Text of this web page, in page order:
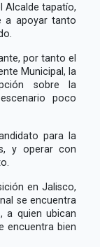
Alcalde tapatío,
a apoyar tanto
por tanto el
Municipal, la
sobre la
poco
para la
y operar con
en Jalisco,
se encuentra
a quien ubican
encuentra bien